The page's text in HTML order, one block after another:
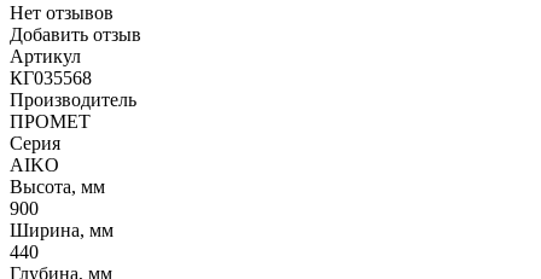
Нет отзывов
Добавить отзыв
Артикул
КГ035568
Производитель
ПРОМЕТ
Серия
AIKO
Высота, мм
900
Ширина, мм
440
Глубина, мм